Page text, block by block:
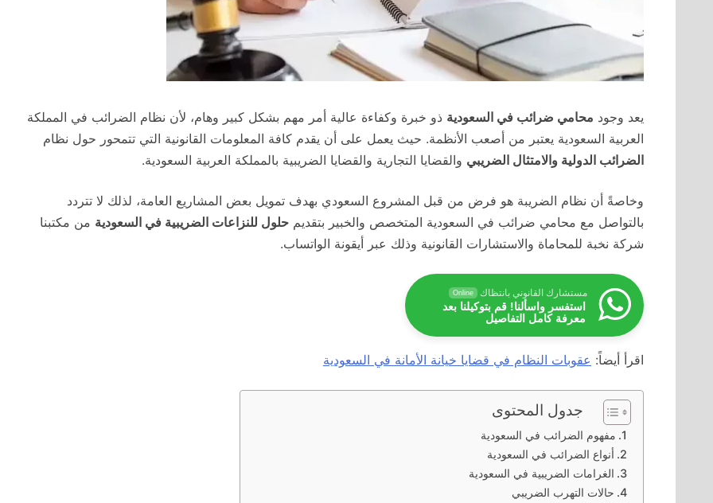
يعد وجود محامي ضرائب في السعودية ذو خبرة وكفاءة عالية أمر مهم بشكل كبير وهام، لأن نظام الضرائب في المملكة
العربية السعودية يعتبر من أصعب الأنظمة. حيث يعمل على أن يقدم كافة المعلومات القانونية التي تتمحور حول نظام
الضرائب الدولية والامتثال الضريبي والقضايا التجارية والقضايا الضريبية بالمملكة العربية السعودية.
وخاصةً أن نظام الضريبة هو فرض من قبل المشروع السعودي بهدف تمويل بعض المشاريع العامة، لذلك لا تتردد
بالتواصل مع محامي ضرائب في السعودية المتخصص والخبير بتقديم حلول للنزاعات الضريبية في السعودية من مكتبنا
شركة نخبة للمحاماة والاستشارات القانونية وذلك عبر أيقونة الواتساب.
مستشارك القانوني بانتظاك Online
استفسر واسألنا! قم بتوكيلنا بعد
معرفة كامل التفاصيل
اقرأ أيضاً: عقوبات النظام في قضايا خيانة الأمانة في السعودية
جدول المحتوى
مفهوم الضرائب في السعودية
أنواع الضرائب في السعودية
الغرامات الضريبية في السعودية
حالات التهرب الضريبي